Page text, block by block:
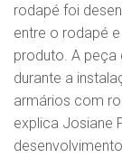
rodapé foi
entre o rodapé
produto. A peça
durante a
armários com
explica Josiane